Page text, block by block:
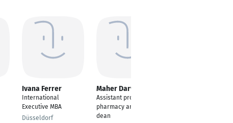
Ivana Ferrer
International
Executive MBA
Düsseldorf
Maher Darwish
Assistant professor of
pharmacy and vice
dean